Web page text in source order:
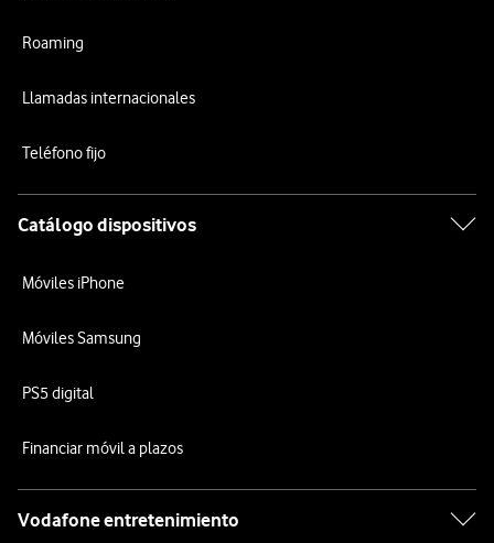
Roaming
Llamadas internacionales
Teléfono fijo
Catálogo dispositivos
Móviles iPhone
Móviles Samsung
PS5 digital
Financiar móvil a plazos
Vodafone entretenimiento